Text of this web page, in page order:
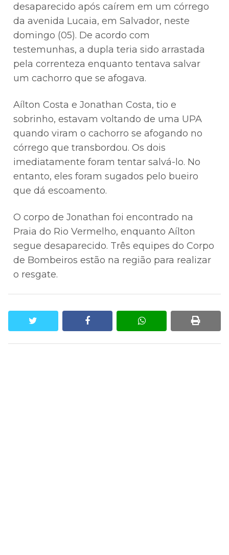
desaparecido após caírem em um córrego
da avenida Lucaia, em Salvador, neste
domingo (05). De acordo com
testemunhas, a dupla teria sido arrastada
pela correnteza enquanto tentava salvar
um cachorro que se afogava.
Aílton Costa e Jonathan Costa, tio e
sobrinho, estavam voltando de uma UPA
quando viram o cachorro se afogando no
córrego que transbordou. Os dois
imediatamente foram tentar salvá-lo. No
entanto, eles foram sugados pelo bueiro
que dá escoamento.
O corpo de Jonathan foi encontrado na
Praia do Rio Vermelho, enquanto Aílton
segue desaparecido. Três equipes do Corpo
de Bombeiros estão na região para realizar
o resgate.
facebook whatsapp print